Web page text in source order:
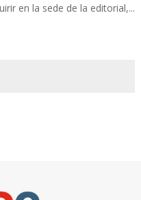
en la sede de la editorial,...